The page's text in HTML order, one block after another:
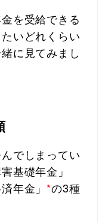
を受給できる
いどれくらい
に見てみまし
でしまってい
基礎年金」
年金」 *の3種